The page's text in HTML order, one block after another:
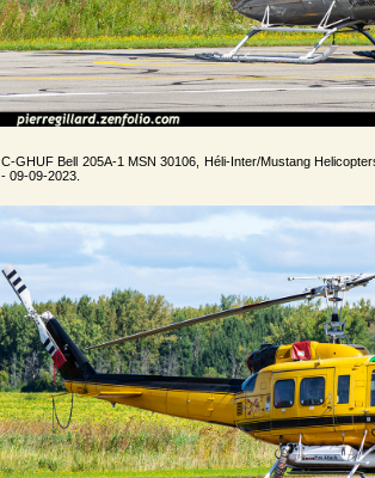
C-GHUF Bell 205A-1 MSN 30106, Héli-Inter/Mustang
- 09-09-2023.